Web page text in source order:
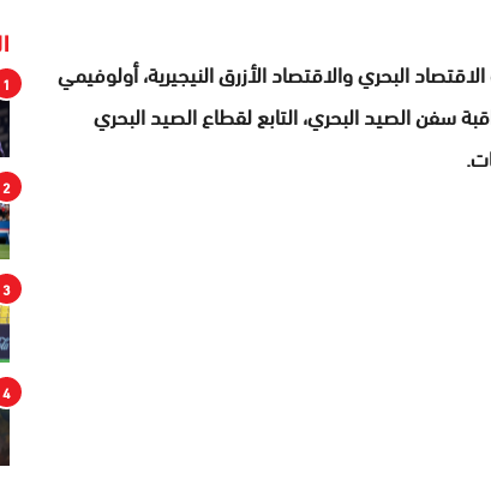
البحري والاقتصاد الأزرق النيجيرية، أولوفيمي
سفن الصيد البحري، التابع لقطاع الصيد البحري
1
2
3
4